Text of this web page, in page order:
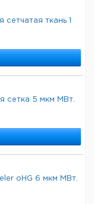
ткань 1
сетка 5 мкм МВт.
oHG 6 мкм МВт.